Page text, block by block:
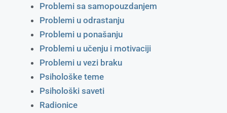
Problemi sa samopouzdanjem
Problemi u odrastanju
Problemi u ponašanju
Problemi u učenju i motivaciji
Problemi u vezi braku
Psihološke teme
Psihološki saveti
Radionice